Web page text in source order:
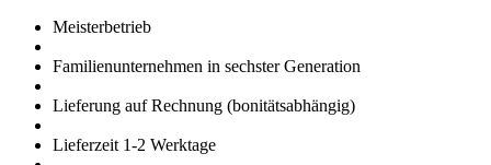
Meister­betrieb
Familien­unter­nehmen in sechster Gene­ration
Lieferung auf Rech­nung (bonitätsabhängig)
Liefer­zeit 1-2 Werk­tage